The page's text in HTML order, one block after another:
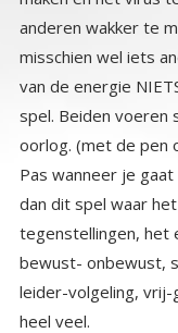
oorlog. (met de pen
Pas wanneer je
dan dit spel waar
tegenstellingen, het
bewust- onbewust,
leider-volgeling, vrij-
heel veel.